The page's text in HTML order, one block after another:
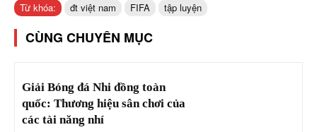
Từ khóa: đt việt nam FIFA tập luyện
CÙNG CHUYÊN MỤC
Giải Bóng đá Nhi đồng toàn
quốc: Thương hiệu sân chơi của
các tài năng nhí